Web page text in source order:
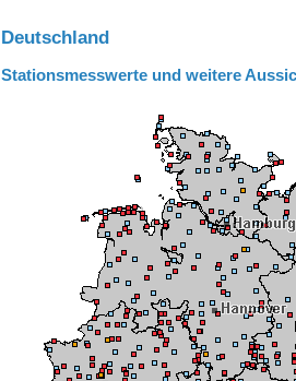
Deutschland
Stationsmesswerte und weitere